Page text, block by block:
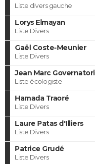
Liste divers gauche
Lorys Elmayan
Liste Divers
Gaël Coste-Meunier
Liste Divers
Jean Marc Governatori
Liste écologiste
Hamada Traoré
Liste Divers
Laure Patas d'Illiers
Liste Divers
Patrice Grudé
Liste Divers